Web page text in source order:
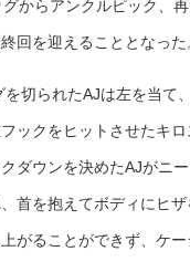
からアンクルピック、
回を迎えることとなった
切られたAJは左を当て
ックをヒットさせたキ
ダウンを決めたAJがニ
首を抱えてボディにヒ
がることができず、ケ